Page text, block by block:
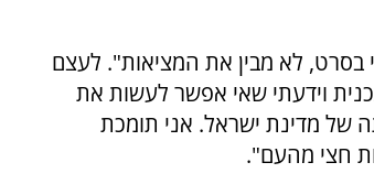
בסרט, לא מבין את המציאות". לעצם
וידעתי שאי אפשר לעשות את
של מדינת ישראל. אני תומכת
חצי מהעם".